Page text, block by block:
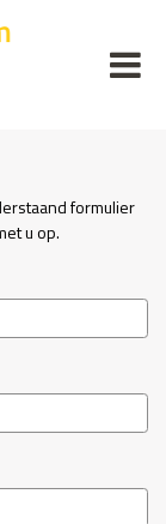
formulier
u op.